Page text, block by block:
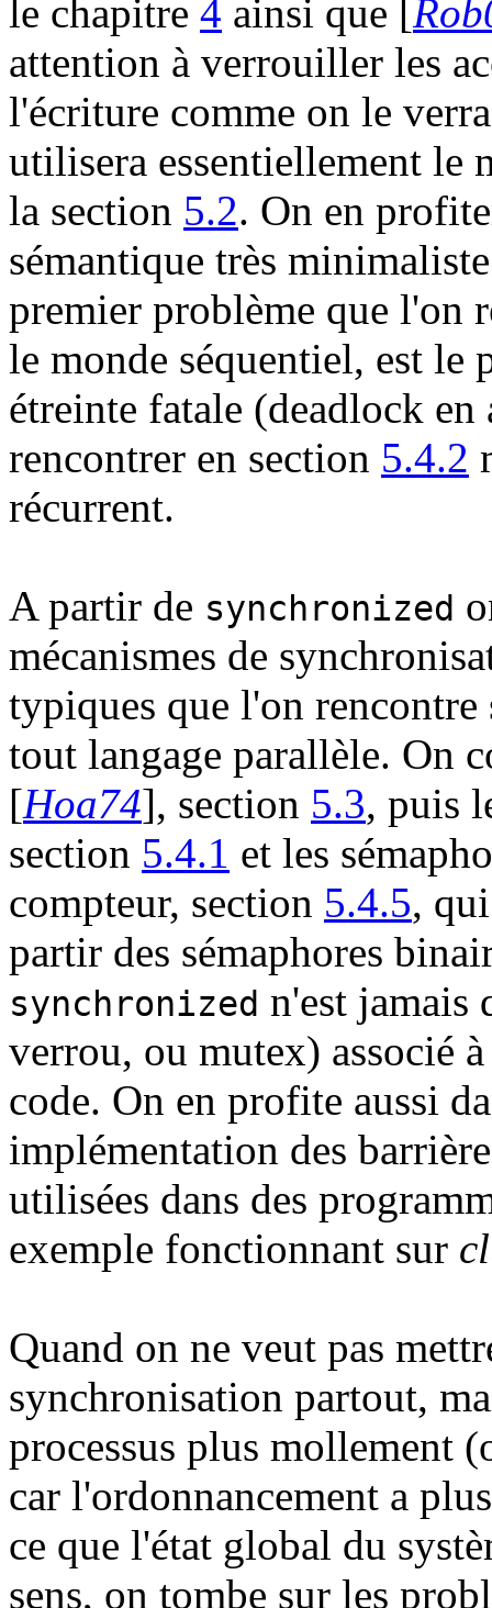
le chapitre 4 ainsi que [
attention à verrouiller les
l'écriture comme on le
utilisera essentiellement le
la section 5.2. On en
sémantique très
premier problème que l'on
le monde séquentiel, est
étreinte fatale (deadlock
rencontrer en section 5.4.2
récurrent.
A partir de synchronized
mécanismes de
typiques que l'on rencontre
tout langage parallèle. On
[Hoa74], section 5.3, puis
section 5.4.1 et les
compteur, section 5.4.5,
partir des sémaphores
synchronized n'est jamais
verrou, ou mutex) associé
code. On en profite aussi
implémentation des
utilisées dans des
exemple fonctionnant sur
Quand on ne veut pas
synchronisation partout,
processus plus mollement
car l'ordonnancement a
ce que l'état global du
sens, on tombe sur les